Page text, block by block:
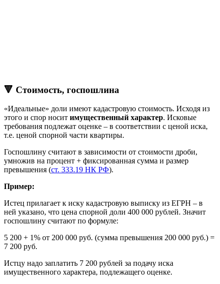
🔻 Стоимость, госпошлина
«Идеальные» доли имеют кадастровую стоимость. Исходя из
этого и спор носит имущественный характер. Исковые
требования подлежат оценке – в соответствии с ценой иска,
т.е. ценой спорной части квартиры.
Госпошлину считают в зависимости от стоимости дроби,
умножив на процент + фиксированная сумма и размер
превышения (ст. 333.19 НК РФ).
Пример:
Истец прилагает к иску кадастровую выписку из ЕГРН – в
ней указано, что цена спорной доли 400 000 рублей. Значит
госпошлину считают по формуле:
5 200 + 1% от 200 000 руб. (сумма превышения 200 000 руб.) =
7 200 руб.
Истцу надо заплатить 7 200 рублей за подачу иска
имущественного характера, подлежащего оценке.